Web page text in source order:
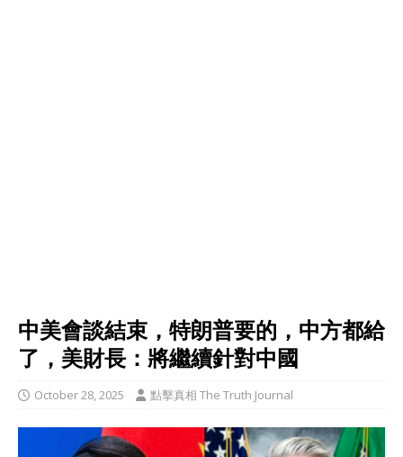
中美會談結束，特朗普要的，中方都給
了，美財長：將繼續針對中國
October 28, 2025 點擊真相 The Truth Journal